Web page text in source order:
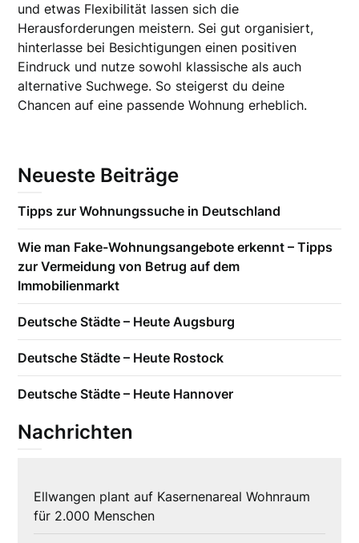
und etwas Flexibilität lassen sich die
Herausforderungen meistern. Sei gut organisiert,
hinterlasse bei Besichtigungen einen positiven
Eindruck und nutze sowohl klassische als auch
alternative Suchwege. So steigerst du deine
Chancen auf eine passende Wohnung erheblich.
Neueste Beiträge
Tipps zur Wohnungssuche in Deutschland
Wie man Fake-Wohnungsangebote erkennt – Tipps
zur Vermeidung von Betrug auf dem
Immobilienmarkt
Deutsche Städte – Heute Augsburg
Deutsche Städte – Heute Rostock
Deutsche Städte – Heute Hannover
Nachrichten
Ellwangen plant auf Kasernenareal Wohnraum
für 2.000 Menschen